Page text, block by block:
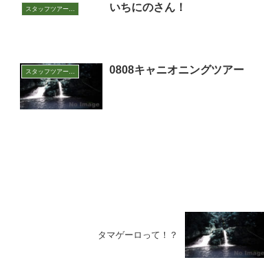
いちにのさん！
0808キャニオニングツアー
タマゲーロって！？